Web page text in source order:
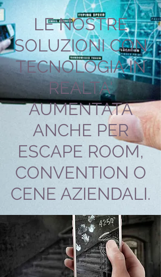
LE NOSTRE
SOLUZIONI CON
TECNOLOGIA IN
REALTA'
AUMENTATA
ANCHE PER
ESCAPE ROOM,
CONVENTION O
CENE AZIENDALI.